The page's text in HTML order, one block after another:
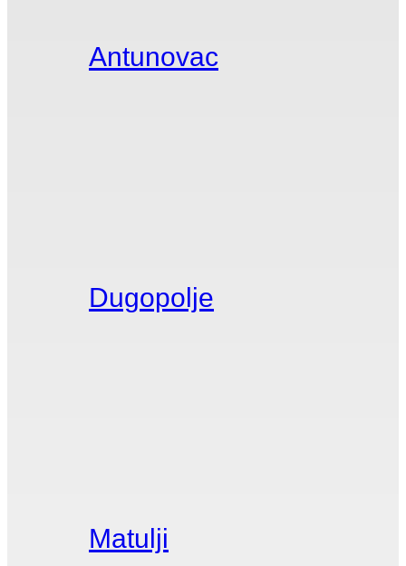
Antunovac
Dugopolje
Matulji